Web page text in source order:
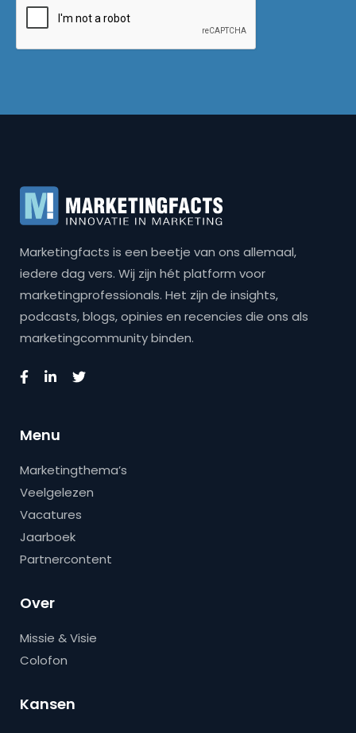
Marketingfacts is een beetje van ons allemaal,
iedere dag vers. Wij zijn hét platform voor
marketingprofessionals. Het zijn de insights,
podcasts, blogs, opinies en recencies die ons als
marketingcommunity binden.
Menu
Marketingthema’s
Veelgelezen
Vacatures
Jaarboek
Partnercontent
Over
Missie & Visie
Colofon
Kansen